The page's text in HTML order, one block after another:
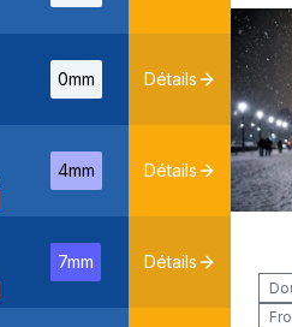
0mm Détails
4mm Détails
7mm Détails